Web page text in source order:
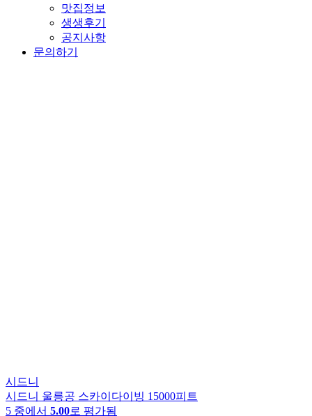
맛집정보
생생후기
공지사항
문의하기
시드니
시드니 울릉공 스카이다이빙 15000피트
5 중에서 5.00로 평가됨